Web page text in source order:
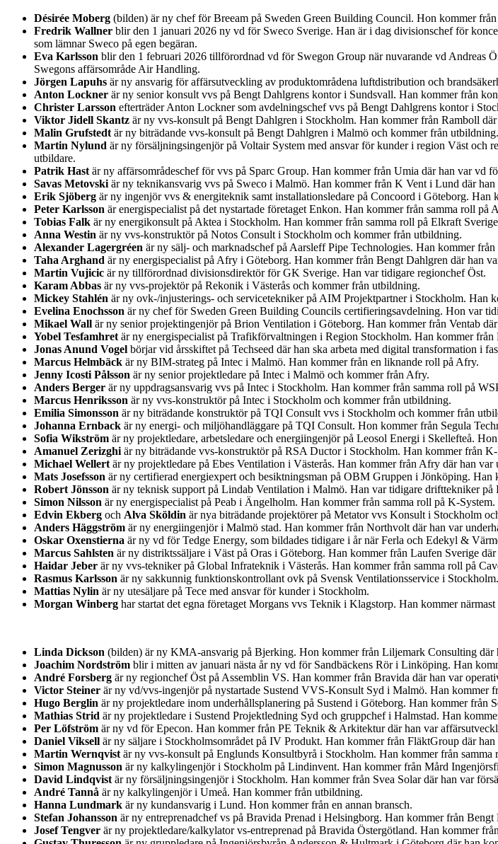
Désirée Moberg (bilden) är ny chef för Breeam på Sweden Green Building Council. Hon kommer
Fredrik Wallner blir den 1 januari 2026 ny vd för Sweco Sverige. Han är i dag divisionschef för
som lämnar Sweco på egen begäran.
Eva Karlsson blir den 1 februari 2026 tillförordnad vd för Swegon Group när nuvarande vd Andreas
Swegons affärsområde Air Handling.
Jörgen Lapuhs är ny ansvarig för affärsutveckling av produktområdena luftdistribution och
Anton Lockner är ny senior konsult vvs på Bengt Dahlgrens kontor i Sundsvall. Han kommer från
Christer Larsson efterträder Anton Lockner som avdelningschef vvs på Bengt Dahlgrens kontor i
Viktor Jidell Skantz är ny vvs-konsult på Bengt Dahlgren i Stockholm. Han kommer från Ramboll där
Malin Grufstedt är ny biträdande vvs-konsult på Bengt Dahlgren i Malmö och kommer från utbildning.
Martin Nylund är ny försäljningsingenjör på Voltair System med ansvar för kunder i region Väst
utbildare.
Patrik Hast är ny affärsområdeschef för vvs på Sparc Group. Han kommer från Umia där han var vd
Savas Metovski är ny teknikansvarig vvs på Sweco i Malmö. Han kommer från K Vent i Lund där han
Erik Sjöberg är ny ingenjör vvs & energiteknik samt installationsledare på Concoord i Göteborg.
Peter Karlsson är energispecialist på det nystartade företaget Enkon. Han kommer från samma roll på
Tobias Falk är ny energikonsult på Aktea i Stockholm. Han kommer från samma roll på Elkraft
Anna Westin är ny vvs-konstruktör på Notos Consult i Stockholm och kommer från utbildning.
Alexander Lagergréen är ny sälj- och marknadschef på Aarsleff Pipe Technologies. Han kommer
Taha Arghand är ny energispecialist på Afry i Göteborg. Han kommer från Bengt Dahlgren där han
Martin Vujicic är ny tillförordnad divisionsdirektör för GK Sverige. Han var tidigare regionchef Öst.
Karam Abbas är ny vvs-projektör på Rekonik i Västerås och kommer från utbildning.
Mickey Stahlén är ny ovk-/injusterings- och servicetekniker på AIM Projektpartner i Stockholm. Han
Evelina Enochsson är ny chef för Sweden Green Building Councils certifieringsavdelning. Hon var
Mikael Wall är ny senior projektingenjör på Brion Ventilation i Göteborg. Han kommer från Ventab
Yobel Tesfamhret är ny energispecialist på Trafikförvaltningen i Region Stockholm. Han kommer från
Jonas Anund Vogel börjar vid årsskiftet på Techseed där han ska arbeta med digital transformation
Marcus Helmbäck är ny BIM-strateg på Intec i Malmö. Han kommer från en liknande roll på Afry.
Jenny Icosti Pålsson är ny senior projektledare på Intec i Malmö och kommer från Afry.
Anders Berger är ny uppdragsansvarig vvs på Intec i Stockholm. Han kommer från samma roll på
Marcus Henriksson är ny vvs-konstruktör på Intec i Stockholm och kommer från utbildning.
Emilia Simonsson är ny biträdande konstruktör på TQI Consult vvs i Stockholm och kommer från
Johanna Ernback är ny energi- och miljöhandläggare på TQI Consult. Hon kommer från Segula
Sofia Wikström är ny projektledare, arbetsledare och energiingenjör på Leosol Energi i Skellefteå.
Amanuel Zerizghi är ny biträdande vvs-konstruktör på RSA Ductor i Stockholm. Han kommer från
Michael Wellert är ny projektledare på Ebes Ventilation i Västerås. Han kommer från Afry där han var
Mats Josefsson är ny certifierad energiexpert och besiktningsman på OBM Gruppen i Jönköping. Han
Robert Jönsson är ny teknisk support på Lindab Ventilation i Malmö. Han var tidigare drifttekniker på
Simon Nilsson är ny energispecialist på Peab i Ängelholm. Han kommer från samma roll på K-System.
Edvin Ekberg och Alva Sköldin är nya biträdande projektörer på Metator vvs Konsult i Stockholm
Anders Häggström är ny energiingenjör i Malmö stad. Han kommer från Northvolt där han var
Oskar Oxenstierna är ny vd för Tedge Energy, som bildades tidigare i år när Ferla och Edekyl &
Marcus Sahlsten är ny distriktssäljare i Väst på Oras i Göteborg. Han kommer från Laufen Sverige
Haidar Jeber är ny vvs-tekniker på Global Infrateknik i Västerås. Han kommer från samma roll på
Rasmus Karlsson är ny sakkunnig funktionskontrollant ovk på Svensk Ventilationsservice i
Mattias Nylin är ny utesäljare på Tece med ansvar för kunder i Stockholm.
Morgan Winberg har startat det egna företaget Morgans vvs Teknik i Klagstorp. Han kommer
Linda Dickson (bilden) är ny KMA-ansvarig på Bjerking. Hon kommer från Liljemark Consulting där
Joachim Nordström blir i mitten av januari nästa år ny vd för Sandbäckens Rör i Linköping. Han
André Forsberg är ny regionchef Öst på Assemblin VS. Han kommer från Bravida där han var
Victor Steiner är ny vd/vvs-ingenjör på nystartade Sustend VVS-Konsult Syd i Malmö. Han kommer
Hugo Berglin är ny projektledare inom underhållsplanering på Sustend i Göteborg. Han kommer från
Mathias Strid är ny projektledare i Sustend Projektledning Syd och gruppchef i Halmstad. Han
Per Löfström är ny vd för Epecon. Han kommer från PE Teknik & Arkitektur där han var
Daniel Viksell är ny säljare i Stockholmsområdet på IV Produkt. Han kommer från FläktGroup där
Martin Wernqvist är ny vvs-konsult på Englunds Konsultbyrå i Stockholm. Han kommer från samma
Simon Magnusson är ny kalkylingenjör i Stockholm på Lindinvent. Han kommer från Mård
David Lindqvist är ny försäljningsingenjör i Stockholm. Han kommer från Svea Solar där han var
André Tannå är ny kalkylingenjör i Umeå. Han kommer från utbildning.
Hanna Lundmark är ny kundansvarig i Lund. Hon kommer från en annan bransch.
Stefan Johansson är ny entreprenadchef vs på Bravida Prenad i Helsingborg. Han kommer från
Josef Tengver är ny projektledare/kalkylator vs-entreprenad på Bravida Östergötland. Han kommer